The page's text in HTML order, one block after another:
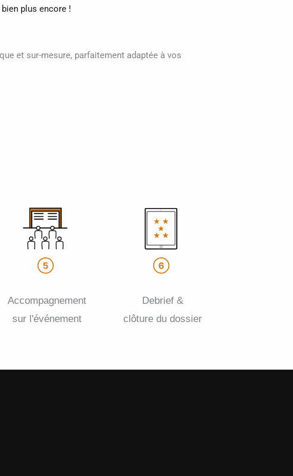
bien plus encore !
et sur-mesure, parfaitement adaptée à vos
Accompagnement
sur l'événement
Debrief &
clôture du dossier